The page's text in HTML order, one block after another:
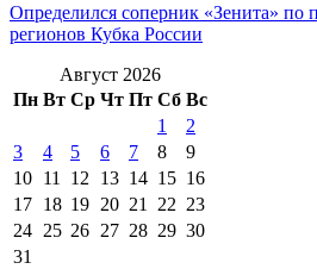
Определился соперник «Зенита» по
регионов Кубка России
Август 2026
Пн Вт Ср Чт Пт Сб Вс
1
2
3
4 5 6 7 8
9
10 11 12 13 14 15 16
17 18 19 20 21 22 23
24 25 26 27 28 29 30
31